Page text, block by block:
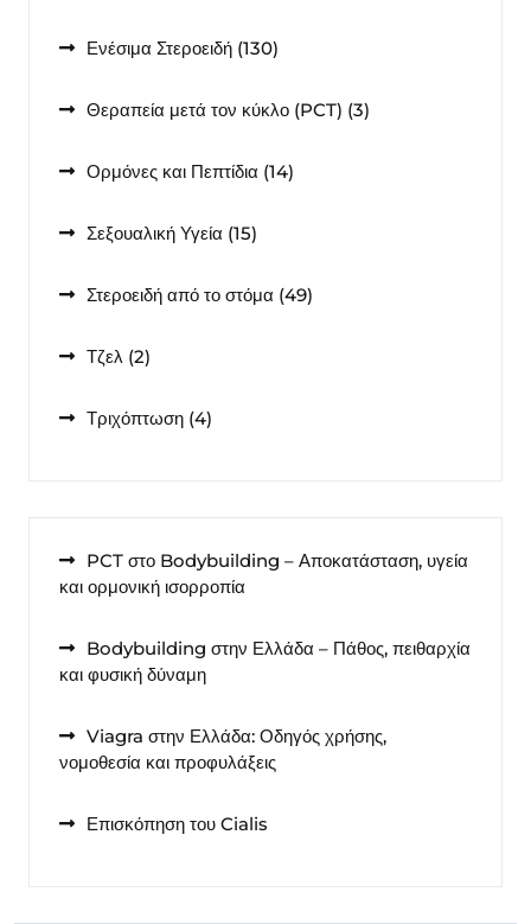
Ενέσιμα Στεροειδή 130130
Θεραπεία μετά τον κύκλο (PCT) 33
Ορμόνες και Πεπτίδια 1414
Σεξουαλική Υγεία 1515
Στεροειδή από το στόμα 4949
Τζελ 22
Τριχόπτωση 44
PCT στο Bodybuilding – Αποκατάσταση, υγεία
και ορμονική ισορροπία
Bodybuilding στην Ελλάδα – Πάθος, πειθαρχία
και φυσική δύναμη
Viagra στην Ελλάδα: Οδηγός χρήσης,
νομοθεσία και προφυλάξεις
Επισκόπηση του Cialis